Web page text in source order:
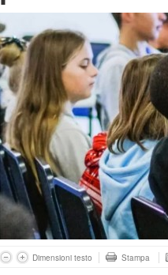
Dimensioni testo Stampa